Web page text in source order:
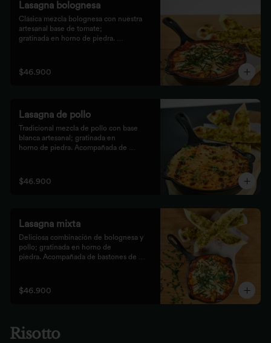
Lasagna bolognesa
Clásica mezcla bolognesa con nuestra
artesanal base de tomate;
gratinada en horno de piedra.
$46.900
Lasagna de pollo
Tradicional mezcla de pollo con base
blanca artesanal; gratinada en
horno de piedra. Acompañada de
$46.900
Lasagna mixta
Deliciosa combinación de bolognesa y
pollo; gratinada en horno de
piedra. Acompañada de bastones de
$46.900
Risotto